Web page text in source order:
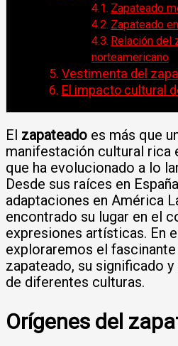
Zapateado
Zapateado
Relación del
norteamericano
Vestimenta del
El impacto cultural
El zapateado es más que
manifestación cultural rica
que ha evolucionado a lo
Desde sus raíces en
adaptaciones en América
encontrado su lugar en el
expresiones artísticas. En
exploraremos el
zapateado, su significado
de diferentes culturas.
Orígenes del